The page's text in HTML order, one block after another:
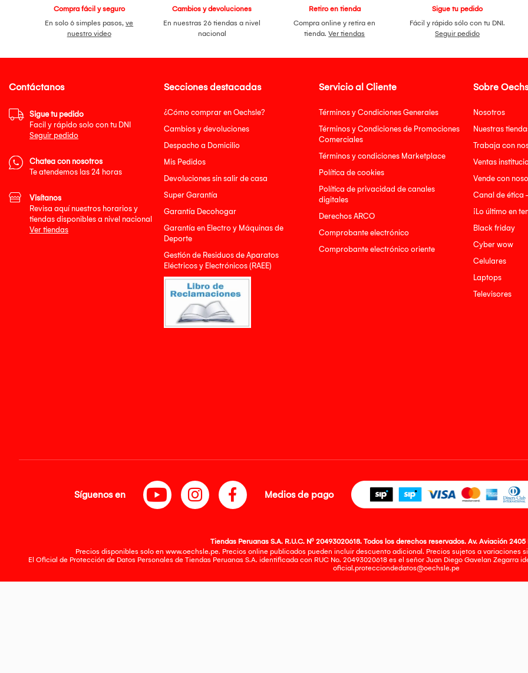
Compra fácil y seguro
En solo 6 simples pasos,ve
nuestro video
Cambios y devoluciones
En nuestras 26 tiendas a nivel
nacional
Retiro en tienda
Compra online y retira en
tienda.Ver tiendas
Sigue tu pedido
Fácil y rápido sólo con tu DNI.
Seguir pedido
Secciones destacadas
¿Cómo comprar en Oechsle?
Cambios y devoluciones
Despacho a Domicilio
Mis Pedidos
Devoluciones sin salir de casa
Super Garantía
Garantía Decohogar
Garantía en Electro y Máquinas de
Deporte
Gestión de Residuos de Aparatos
Eléctricos y Electrónicos (RAEE)
Servicio al Cliente
Términos y Condiciones Generales
Términos y Condiciones de Promociones
Comerciales
Términos y condiciones Marketplace
Política de cookies
Política de privacidad de canales
digitales
Derechos ARCO
Comprobante electrónico
Comprobante electrónico oriente
Sobre
Nosotros
Nuestras
Trabaja con
Ventas
Vende con
Canal de ética
¡Lo último en
Black friday
Cyber wow
Celulares
Laptops
Televisores
Contáctanos
Sigue tu pedido
Facil y rápido solo con tu DNI
Seguir pedido
Chatea con nosotros
Te atendemos las 24 horas
Visítanos
Revisa aquí nuestros horarios y
tiendas disponibles a nivel nacional
Ver tiendas
Síguenos en Medios de pago
Tiendas Peruanas S.A. R.U.C. Nº 20493020618. Todos los derechos reservados. Av. Aviación 2405
Precios disponibles solo en www.oechsle.pe. Precios online publicados pueden incluir descuento adicional. Precios sujetos a variaciones
El Oficial de Protección de Datos Personales de Tiendas Peruanas S.A. identificada con RUC No. 20493020618 es el señor Juan Diego Gavelan Zegarra
oficial.protecciondedatos@oechsle.pe